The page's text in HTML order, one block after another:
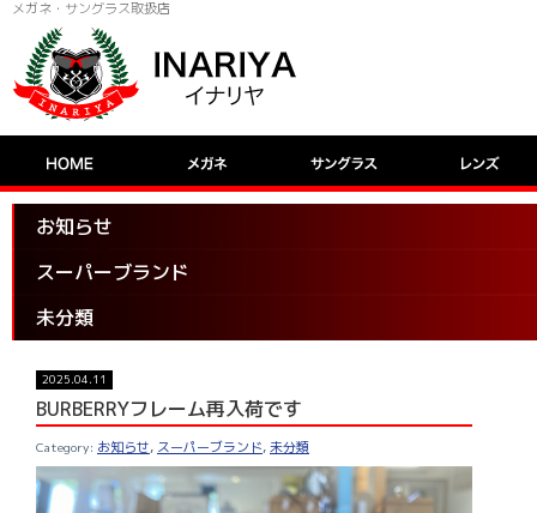
メガネ・サングラス取扱店
お知らせ
スーパーブランド
未分類
2025.04.11
お知らせ, スーパーブランド,未分類
BURBERRYフレーム再入荷です